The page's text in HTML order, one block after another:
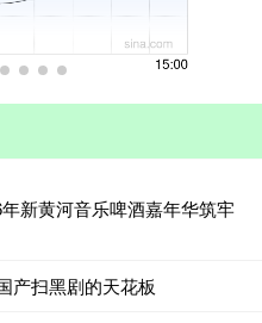
新黄河音乐啤酒嘉年华筑牢
产扫黑剧的天花板